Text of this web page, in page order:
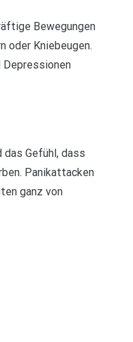
Bewegungen
oder Kniebeugen.
Depressionen
Gefühl, dass
Panikattacken
ganz von